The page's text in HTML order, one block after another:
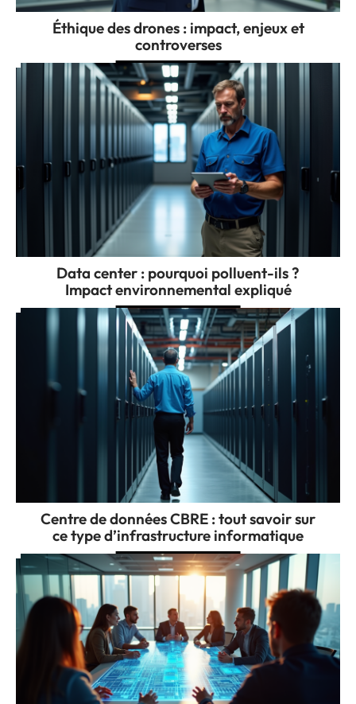
Éthique des drones : impact, enjeux et
controverses
Data center : pourquoi polluent-ils ?
Impact environnemental expliqué
Centre de données CBRE : tout savoir sur
ce type d’infrastructure informatique